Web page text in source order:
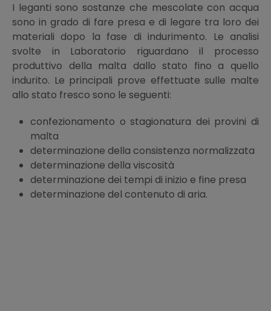
I leganti sono sostanze che mescolate con acqua
sono in grado di fare presa e di legare tra loro dei
materiali dopo la fase di indurimento. Le analisi
svolte in Laboratorio riguardano il processo
produttivo della malta dallo stato fino a quello
indurito. Le principali prove effettuate sulle malte
allo stato fresco sono le seguenti:
confezionamento o stagionatura dei provini di
malta
determinazione della consistenza normalizzata
determinazione della viscosità
determinazione dei tempi di inizio e fine presa
determinazione del contenuto di aria.